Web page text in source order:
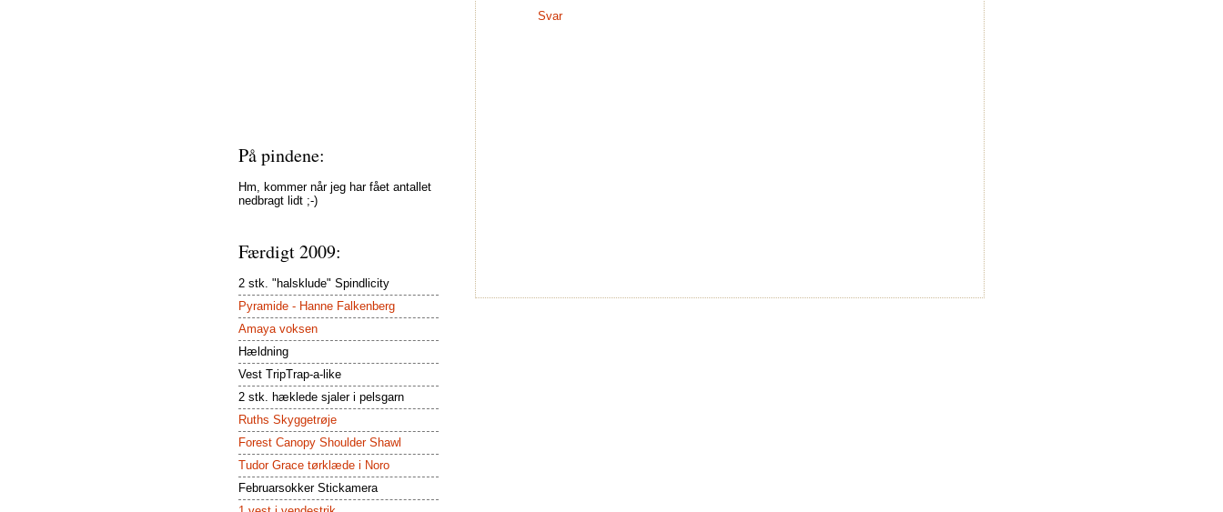
Svar
På pindene:
Hm, kommer når jeg har fået antallet
nedbragt lidt ;-)
Færdigt 2009:
2 stk. "halsklude" Spindlicity
Pyramide - Hanne Falkenberg
Amaya voksen
Hældning
Vest TripTrap-a-like
2 stk. hæklede sjaler i pelsgarn
Ruths Skyggetrøje
Forest Canopy Shoulder Shawl
Tudor Grace tørklæde i Noro
Februarsokker Stickamera